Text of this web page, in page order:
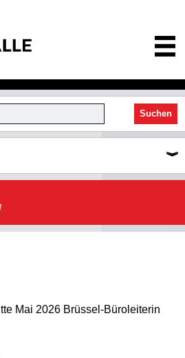
Suchen
Mai 2026 Brüssel-Büroleiterin